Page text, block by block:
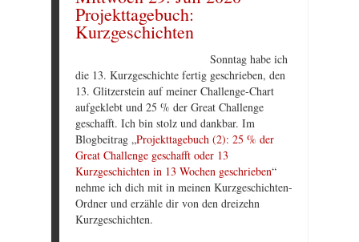
Projekttagebuch:
Kurzgeschichten
Sonntag habe ich
die 13. Kurzgeschichte fertig geschrieben, den
13. Glitzerstein auf meiner Challenge-Chart
aufgeklebt und 25 % der Great Challenge
geschafft. Ich bin stolz und dankbar. Im
Blogbeitrag „Projekttagebuch (2): 25 % der
Great Challenge geschafft oder 13
Kurzgeschichten in 13 Wochen geschrieben“
nehme ich dich mit in meinen Kurzgeschichten-
Ordner und erzähle dir von den dreizehn
Kurzgeschichten.